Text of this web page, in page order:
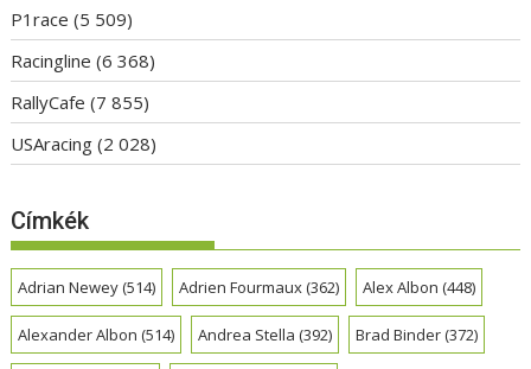
P1race (5 509)
Racingline (6 368)
RallyCafe (7 855)
USAracing (2 028)
Címkék
Adrian Newey(514) Adrien Fourmaux(362) Alex Albon (448)
Alexander Albon (514) Andrea Stella (392) Brad Binder(372)